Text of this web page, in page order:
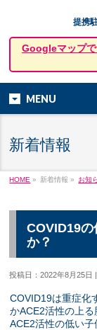
提携
Googleマップ
MENU
新着情報
HOME » 新着情報 » お知
COVID19
か？
投稿日：2022年8月25日
COVID19は重症化
かACE2活性の上る
ACE2活性の低い